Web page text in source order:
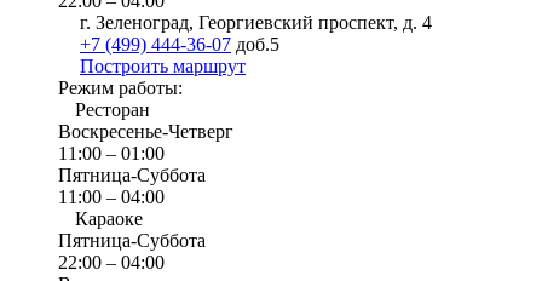
г. Зеленоград, Георгиевский проспект, д. 4
+7 (499) 444-36-07 доб.5
Построить маршрут
Режим работы:
Ресторан
Воскресенье-Четверг
11:00 – 01:00
Пятница-Суббота
11:00 – 04:00
Караоке
Пятница-Суббота
22:00 – 04:00